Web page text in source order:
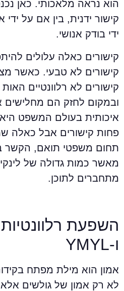
הוא נראה מלאכותי. כאן
קישור ידנית, בין אם על ידי
ידי בודק אנושי.
קישורים כאלה עלולים
קישורים לא טבעי. כאשר
קישורים לא רלוונטיים האות
ובמקום לחזק הם מחלישים
איכותית בעולם המשפט היא
פחות קישורים אבל כאלה
תחום משפטי תואם, הקשר
מאשר כמות גדולה של
מתחברים לתוכן.
השפעת רלוונטיות
ו‑YMYL
אמון הוא מילת מפתח
לא רק אמון של גולשים אלא